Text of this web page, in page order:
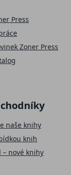
Press
Zoner Press
naše knihy
knih
– nové knihy